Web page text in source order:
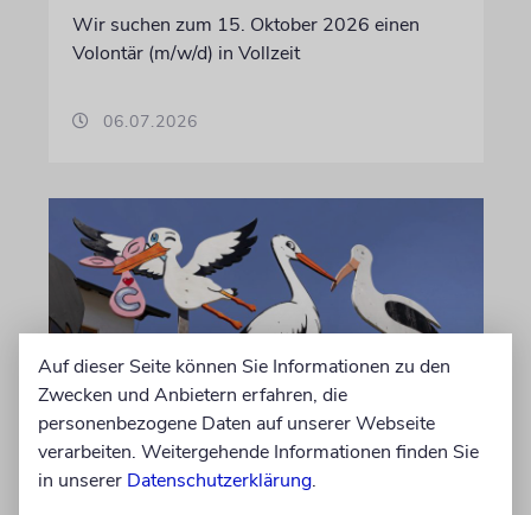
Wir suchen zum 15. Oktober 2026 einen
Volontär (m/w/d) in Vollzeit
06.07.2026
STATISTIK
Diese hebräischen
Auf dieser Seite können Sie Informationen zu den
Zwecken und Anbietern erfahren, die
personenbezogene Daten auf unserer Webseite
verarbeiten. Weitergehende Informationen finden Sie
in unserer Datenschutzerklärung.